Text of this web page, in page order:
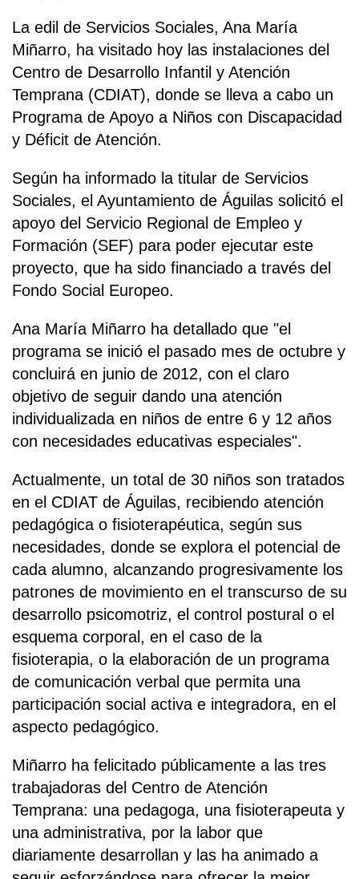
La edil de Servicios Sociales, Ana María
Miñarro, ha visitado hoy las instalaciones del
Centro de Desarrollo Infantil y Atención
Temprana (CDIAT), donde se lleva a cabo un
Programa de Apoyo a Niños con Discapacidad
y Déficit de Atención.
Según ha informado la titular de Servicios
Sociales, el Ayuntamiento de Águilas solicitó el
apoyo del Servicio Regional de Empleo y
Formación (SEF) para poder ejecutar este
proyecto, que ha sido financiado a través del
Fondo Social Europeo.
Ana María Miñarro ha detallado que "el
programa se inició el pasado mes de octubre y
concluirá en junio de 2012, con el claro
objetivo de seguir dando una atención
individualizada en niños de entre 6 y 12 años
con necesidades educativas especiales".
Actualmente, un total de 30 niños son tratados
en el CDIAT de Águilas, recibiendo atención
pedagógica o fisioterapéutica, según sus
necesidades, donde se explora el potencial de
cada alumno, alcanzando progresivamente los
patrones de movimiento en el transcurso de su
desarrollo psicomotriz, el control postural o el
esquema corporal, en el caso de la
fisioterapia, o la elaboración de un programa
de comunicación verbal que permita una
participación social activa e integradora, en el
aspecto pedagógico.
Miñarro ha felicitado públicamente a las tres
trabajadoras del Centro de Atención
Temprana: una pedagoga, una fisioterapeuta y
una administrativa, por la labor que
diariamente desarrollan y las ha animado a